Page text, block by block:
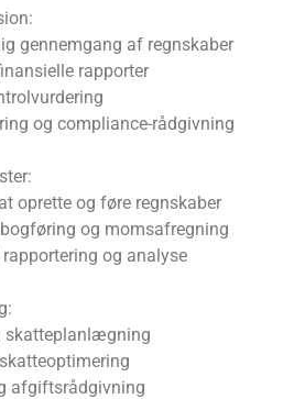
gennemgang af regnskaber
rapporter
og compliance-rådgivning
oprette og føre regnskaber
og momsafregning
rapportering og analyse
skatteplanlægning
afgiftsrådgivning